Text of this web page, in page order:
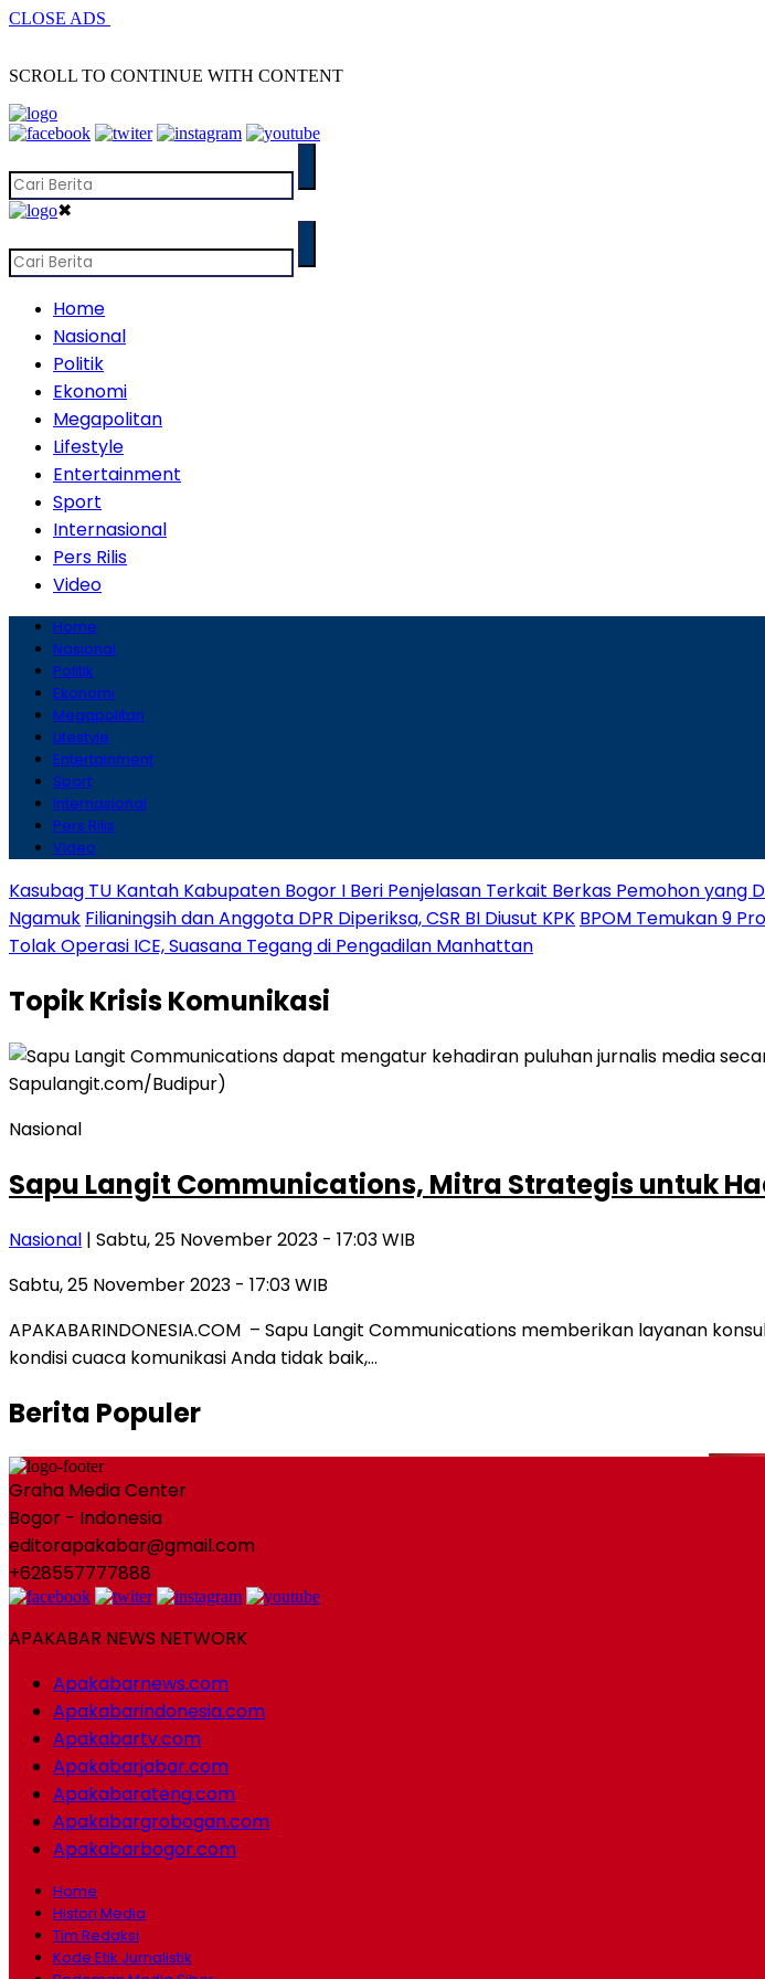
CLOSE ADS
SCROLL TO CONTINUE WITH CONTENT
✖
Home
Nasional
Politik
Ekonomi
Megapolitan
Lifestyle
Entertainment
Sport
Internasional
Pers Rilis
Video
Home
Nasional
Politik
Ekonomi
Megapolitan
Lifestyle
Entertainment
Sport
Internasional
Pers Rilis
Video
Kasubag TU Kantah Kabupaten Bogor I Beri Penjelasan Terkait Berkas Pemohon yang
Ngamuk Filianingsih dan Anggota DPR Diperiksa, CSR BI Diusut KPK BPOM Temukan 9
Tolak Operasi ICE, Suasana Tegang di Pengadilan Manhattan
TopikKrisis Komunikasi
Nasional
Sapu Langit Communications, Mitra Strategis untuk
Nasional | Sabtu, 25 November 2023 - 17:03 WIB
Sabtu, 25 November 2023 - 17:03 WIB
APAKABARINDONESIA.COM – Sapu Langit Communications memberikan layanan
kondisi cuaca komunikasi Anda tidak baik,…
Berita Populer
Graha Media Center
Bogor - Indonesia
editorapakabar@gmail.com
+628557777888
APAKABAR NEWS NETWORK
Apakabarnews.com
Apakabarindonesia.com
Apakabartv.com
Apakabarjabar.com
Apakabarateng.com
Apakabargrobogan.com
Apakabarbogor.com
Home
Histori Media
Tim Redaksi
Kode Etik Jurnalistik